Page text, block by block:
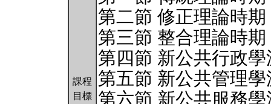
課程
目標
第二節 修正理論時期
第三節 整合理論時期
第四節 新公共行政學
第五節 新公共管理學
第六節 新公共服務學